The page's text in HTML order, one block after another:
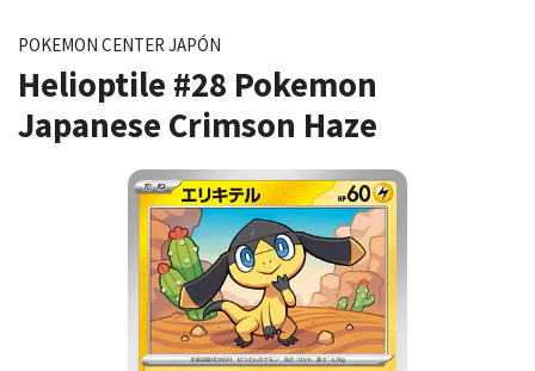
POKEMON CENTER JAPÓN
Helioptile #28 Pokemon
Japanese Crimson Haze